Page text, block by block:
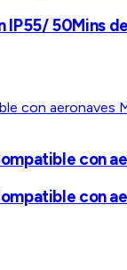
50Mins
con
con